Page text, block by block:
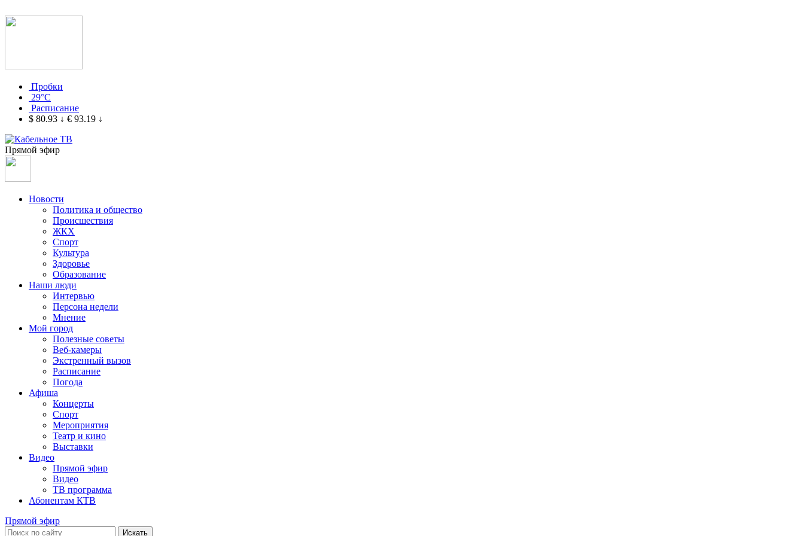
Пробки
29°C
Расписание
$ 80.93 ↓ € 93.19 ↓
Прямой эфир
Новости
Политика и общество
Происшествия
ЖКХ
Спорт
Культура
Здоровье
Образование
Наши люди
Интервью
Персона недели
Мнение
Мой город
Полезные советы
Веб-камеры
Экстренный вызов
Расписание
Погода
Афиша
Концерты
Спорт
Мероприятия
Театр и кино
Выставки
Видео
Прямой эфир
Видео
ТВ программа
Абонентам КТВ
Прямой эфир
Искать